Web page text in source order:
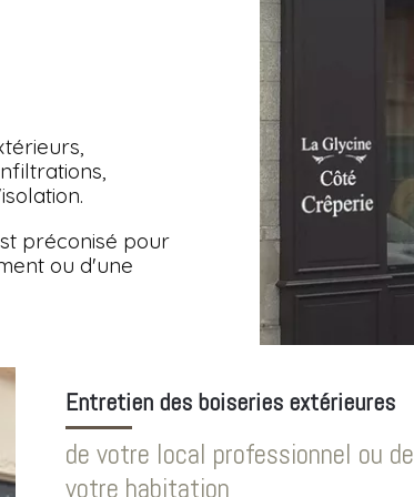
préconisé pour
ou d'une
Entretien des boiseries extérieures
de votre local professionnel ou de
votre habitation